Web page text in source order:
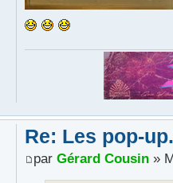
Re: Les pop-
par Gérard Cousin»